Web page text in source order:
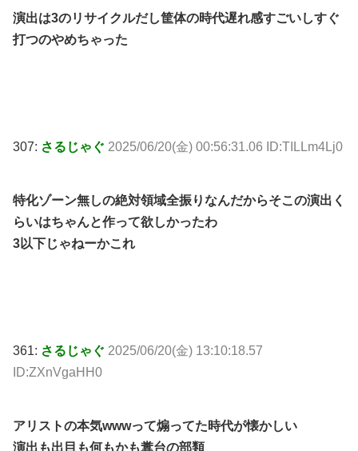
演出は3のリサイクルだし筐体の時代遅れ感すごいしすぐ
打つのやめちゃった
307: さるじゃぐ 2025/06/20(金) 00:56:31.06 ID:TILLm4Lj0
特化ゾーン無しの絶対領域全振りなんだからそこの演出く
らいはちゃんと作って欲しかったわ
3以下じゃねーかこれ
361: さるじゃぐ 2025/06/20(金) 13:10:18.57
ID:ZXnVgaHH0
アリストの本気wwwって煽ってた時代が懐かしい
演出も出目も何もかも糞台の部類